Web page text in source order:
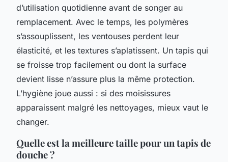
d’utilisation quotidienne avant de songer au
remplacement. Avec le temps, les polymères
s’assouplissent, les ventouses perdent leur
élasticité, et les textures s’aplatissent. Un tapis qui
se froisse trop facilement ou dont la surface
devient lisse n’assure plus la même protection.
L’hygiène joue aussi : si des moisissures
apparaissent malgré les nettoyages, mieux vaut le
changer.
Quelle est la meilleure taille pour un tapis de
douche ?